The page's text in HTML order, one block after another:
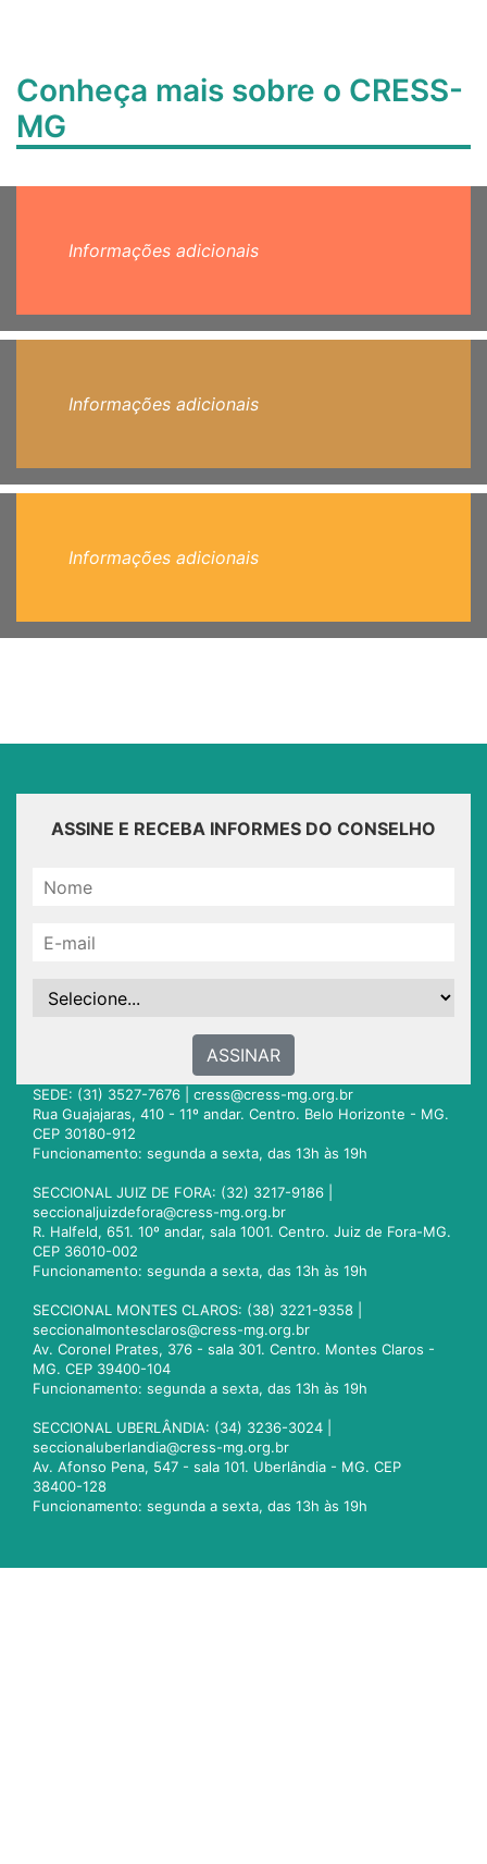
Conheça mais sobre o CRESS-
MG
Informações adicionais
Informações adicionais
Informações adicionais
ASSINE E RECEBA INFORMES DO CONSELHO
ASSINAR
SEDE: (31) 3527-7676 | cress@cress-mg.org.br
Rua Guajajaras, 410 - 11º andar. Centro. Belo Horizonte - MG.
CEP 30180-912
Funcionamento: segunda a sexta, das 13h às 19h
SECCIONAL JUIZ DE FORA: (32) 3217-9186 |
seccionaljuizdefora@cress-mg.org.br
R. Halfeld, 651. 10º andar, sala 1001. Centro. Juiz de Fora-MG.
CEP 36010-002
Funcionamento: segunda a sexta, das 13h às 19h
SECCIONAL MONTES CLAROS: (38) 3221-9358 |
seccionalmontesclaros@cress-mg.org.br
Av. Coronel Prates, 376 - sala 301. Centro. Montes Claros -
MG. CEP 39400-104
Funcionamento: segunda a sexta, das 13h às 19h
SECCIONAL UBERLÂNDIA: (34) 3236-3024 |
seccionaluberlandia@cress-mg.org.br
Av. Afonso Pena, 547 - sala 101. Uberlândia - MG. CEP
38400-128
Funcionamento: segunda a sexta, das 13h às 19h